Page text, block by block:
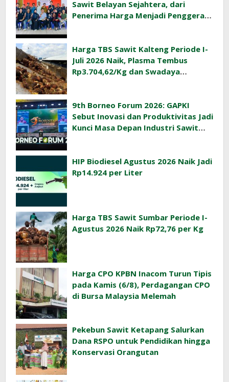
Sawit Belayan Sejahtera, dari
Penerima Harga Menjadi Penggerak
Harga TBS Sawit Kalteng Periode I-
Juli 2026 Naik, Plasma Tembus
Rp3.704,62/Kg dan Swadaya
9th Borneo Forum 2026: GAPKI
Sebut Inovasi dan Produktivitas Jadi
Kunci Masa Depan Industri Sawit
HIP Biodiesel Agustus 2026 Naik Jadi
Rp14.924 per Liter
Harga TBS Sawit Sumbar Periode I-
Agustus 2026 Naik Rp72,76 per Kg
Harga CPO KPBN Inacom Turun Tipis
pada Kamis (6/8), Perdagangan CPO
di Bursa Malaysia Melemah
Pekebun Sawit Ketapang Salurkan
Dana RSPO untuk Pendidikan hingga
Konservasi Orangutan